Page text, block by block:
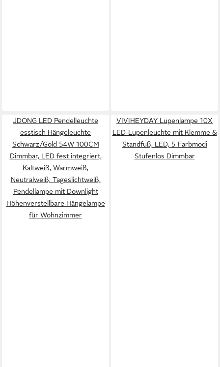
JDONG LED Pendelleuchte
esstisch Hängeleuchte
Schwarz/Gold 54W 100CM
Dimmbar, LED fest integriert,
Kaltweiß, Warmweiß,
Neutralweiß, Tageslichtweiß,
Pendellampe mit Downlight
Höhenverstellbare Hängelampe
für Wohnzimmer
VIVIHEYDAY Lupenlampe 10X
LED-Lupenleuchte mit Klemme &
Standfuß, LED, 5 Farbmodi
Stufenlos Dimmbar